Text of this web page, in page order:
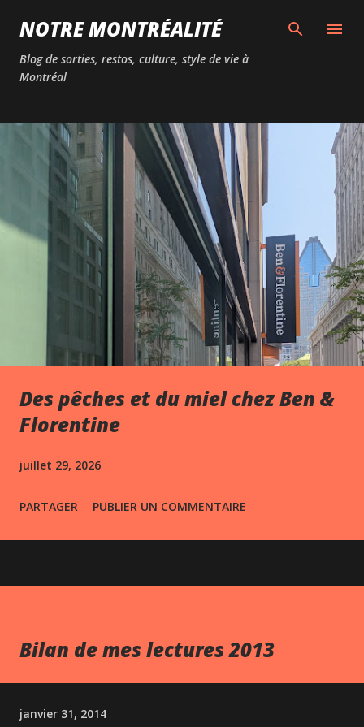
Passer au contenu principal
NOTRE MONTRÉALITÉ
Blog de sorties, restos, culture, style de vie à
Montréal
Des pêches et du miel chez Ben &
Florentine
juillet 29, 2026
PARTAGER PUBLIER UN COMMENTAIRE
Bilan de mes lectures 2013
janvier 31, 2014